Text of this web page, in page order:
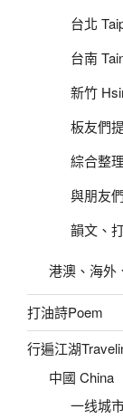
台北
台南
新竹
板友們
綜合整
與朋友
韻文、
港澳、海外
打油詩Poem
行遍江湖
中國 China
一线城